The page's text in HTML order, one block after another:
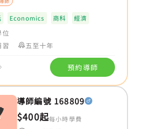
Economics 商科 經濟
位
習
五至十年
預約導師
導師編號 168809
$400起每小時學費